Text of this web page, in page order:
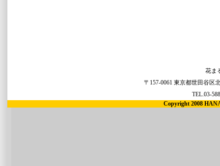
花ま
〒157-0061 東京都世田谷区
TEL.03-
Copyright 2008